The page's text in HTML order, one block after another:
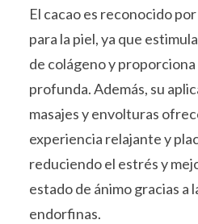
El cacao es reconocido
para la piel, ya que
de colágeno y
profunda. Además, su
masajes y envolturas
experiencia relajante y
reduciendo el estrés y
estado de ánimo gracias a
endorfinas.